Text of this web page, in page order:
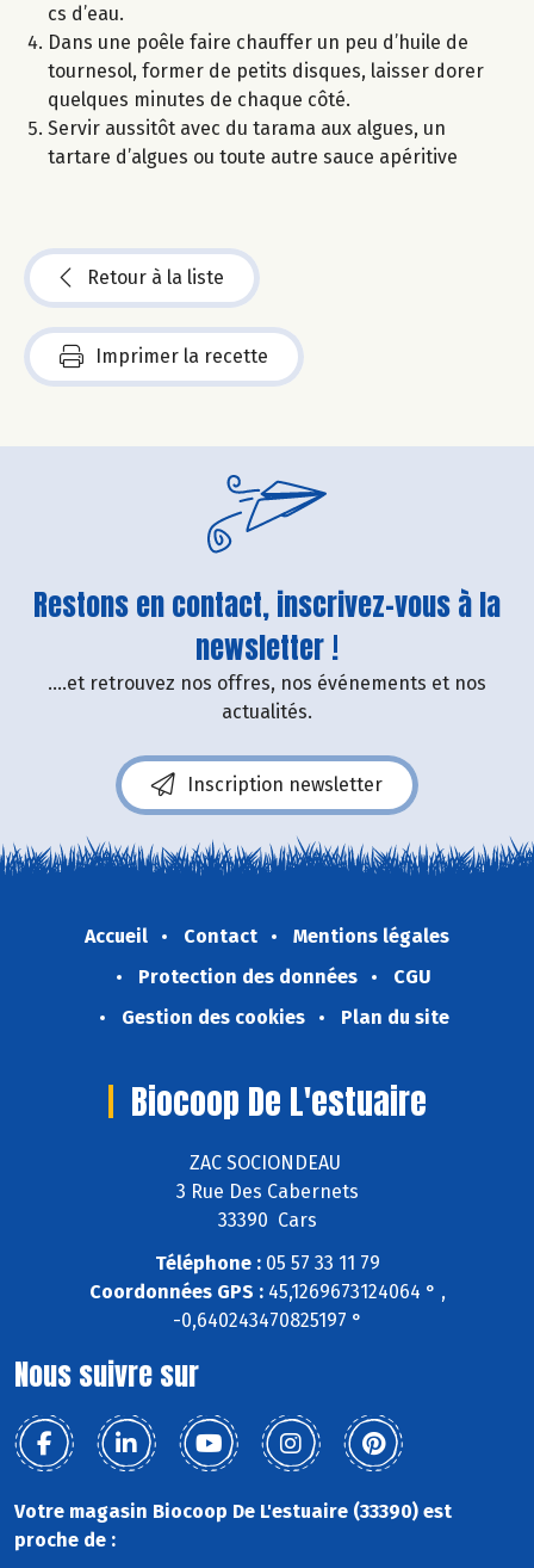
cs d’eau.
Dans une poêle faire chauffer un peu d’huile de
tournesol, former de petits disques, laisser dorer
quelques minutes de chaque côté.
Servir aussitôt avec du tarama aux algues, un
tartare d’algues ou toute autre sauce apéritive
Retour à la liste
Imprimer la recette
Restons en contact, inscrivez-vous à la
newsletter !
....et retrouvez nos offres, nos événements et nos
actualités.
Inscription newsletter
Accueil Contact
Mentions légales
Protection des données
CGU
Gestion des cookies
Plan du site
Biocoop De L'estuaire
ZAC SOCIONDEAU
3 Rue Des Cabernets
33390 Cars
Téléphone :05 57 33 11 79
Coordonnées GPS :45,1269673124064 ° ,
-0,640243470825197 °
Nous suivre sur
Votre magasin Biocoop De L'estuaire (33390) est
proche de :